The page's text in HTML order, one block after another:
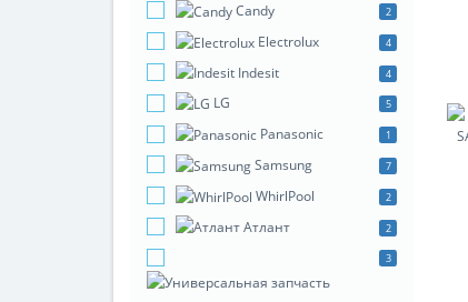
Candy 2
Electrolux 4
Indesit 4
LG 5
Panasonic 1
Samsung 7
WhirlPool 2
Атлант 2
3